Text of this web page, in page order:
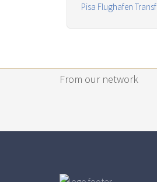
Pisa Flughafen
From our network